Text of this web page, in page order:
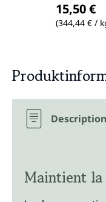
15,50 €
(344,44 € /
Description
Maintient